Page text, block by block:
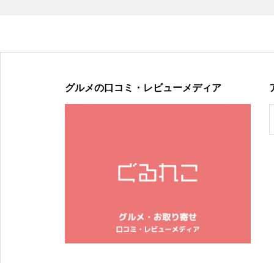
グルメの口コミ・レビューメディア